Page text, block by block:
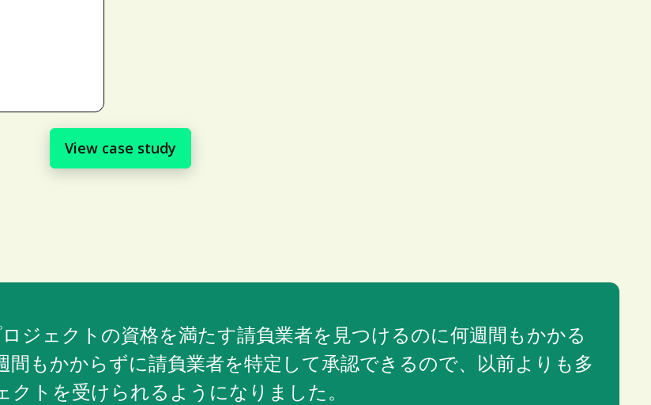
View case study
ジェクトの資格を満たす請負業者を見つけるのに何週間もかかる
もかからずに請負業者を特定して承認できるので、以前よりも多
クトを受けられるようになりました。